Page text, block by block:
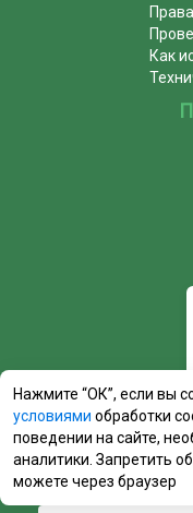
Как
Нажмите “ОК”, если вы
условиями обработки
поведении на сайте,
аналитики. Запретить
можете через браузер